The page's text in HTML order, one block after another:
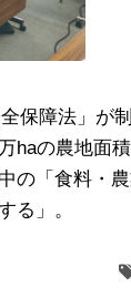
保障法」が
haの農地面
の「食料・
る」。